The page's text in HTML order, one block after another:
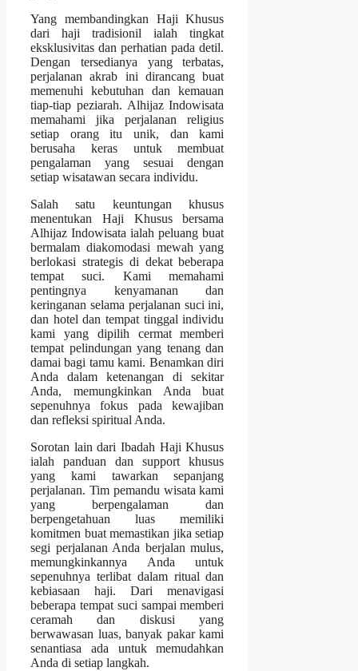
Yang membandingkan Haji Khusus
dari haji tradisionil ialah tingkat
eksklusivitas dan perhatian pada detil.
Dengan tersedianya yang terbatas,
perjalanan akrab ini dirancang buat
memenuhi kebutuhan dan kemauan
tiap-tiap peziarah. Alhijaz Indowisata
memahami jika perjalanan religius
setiap orang itu unik, dan kami
berusaha keras untuk membuat
pengalaman yang sesuai dengan
setiap wisatawan secara individu.
Salah satu keuntungan khusus
menentukan Haji Khusus bersama
Alhijaz Indowisata ialah peluang buat
bermalam diakomodasi mewah yang
berlokasi strategis di dekat beberapa
tempat suci. Kami memahami
pentingnya kenyamanan dan
keringanan selama perjalanan suci ini,
dan hotel dan tempat tinggal individu
kami yang dipilih cermat memberi
tempat pelindungan yang tenang dan
damai bagi tamu kami. Benamkan diri
Anda dalam ketenangan di sekitar
Anda, memungkinkan Anda buat
sepenuhnya fokus pada kewajiban
dan refleksi spiritual Anda.
Sorotan lain dari Ibadah Haji Khusus
ialah panduan dan support khusus
yang kami tawarkan sepanjang
perjalanan. Tim pemandu wisata kami
yang berpengalaman dan
berpengetahuan luas memiliki
komitmen buat memastikan jika setiap
segi perjalanan Anda berjalan mulus,
memungkinkannya Anda untuk
sepenuhnya terlibat dalam ritual dan
kebiasaan haji. Dari menavigasi
beberapa tempat suci sampai memberi
ceramah dan diskusi yang
berwawasan luas, banyak pakar kami
senantiasa ada untuk memudahkan
Anda di setiap langkah.